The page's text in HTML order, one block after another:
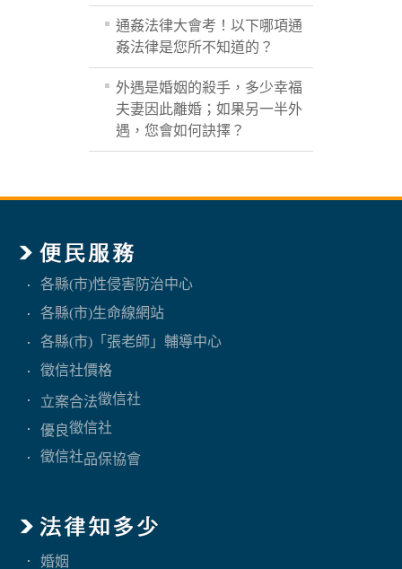
通姦法律大會考！以下哪項通
姦法律是您所不知道的？
外遇是婚姻的殺手，多少幸福
夫妻因此離婚；如果另一半外
遇，您會如何訣擇？
各縣(市)性侵害防治中心
各縣(市)生命線網站
各縣(市)「張老師」輔導中心
徵信社價格
立案合法徵信社
優良徵信社
徵信社品保協會
婚姻